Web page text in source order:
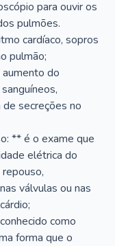
para ouvir os
pulmões.
cardíaco, sopros
pulmão;
do
secreções no
** é o exame que
elétrica do
válvulas ou nas
como
forma que o